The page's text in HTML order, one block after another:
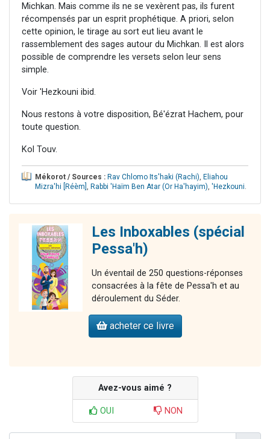
Michkan. Mais comme ils ne se vexèrent pas, ils furent
récompensés par un esprit prophétique. A priori, selon
cette opinion, le tirage au sort eut lieu avant le
rassemblement des sages autour du Michkan. Il est alors
possible de comprendre les versets selon leur sens
simple.
Voir 'Hezkouni ibid.
Nous restons à votre disposition, Bé'ézrat Hachem, pour
toute question.
Kol Touv.
Mékorot / Sources : Rav Chlomo Its'haki (Rachi), Eliahou
Mizra'hi [Réèm] , Rabbi 'Haïm Ben Atar (Or Ha'hayim), 'Hezkouni.
Les Inboxables (spécial
Pessa'h)
Un éventail de 250 questions-réponses
consacrées à la fête de Pessa'h et au
déroulement du Séder.
acheter ce livre
Avez-vous aimé ?
OUI NON